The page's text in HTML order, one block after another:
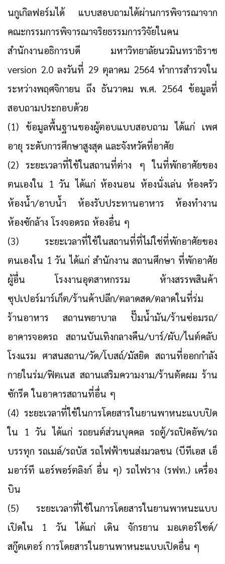
นกูเกิลฟอร์มได้ แบบสอบถามได้ผ่านการพิจารณาจาก
คณะกรรมการพิจารณาจริยธรรมการวิจัยในคน
สำนักงานอธิการบดี มหาวิทยาลัยนวมินทราธิราช
version 2.0 ลงวันที่ 29 ตุลาคม 2564 ทำการสำรวจใน
ระหว่างพฤศจิกายน ถึง ธันวาคม พ.ศ. 2564 ข้อมูลที่
สอบถามประกอบด้วย
(1) ข้อมูลพื้นฐานของผู้ตอบแบบสอบถาม ได้แก่ เพศ
อายุ ระดับการศึกษาสูงสุด และจังหวัดที่อาศัย
(2) ระยะเวลาที่ใช้ในสถานที่ต่าง ๆ ในที่พักอาศัยของ
ตนเองใน 1 วัน ได้แก่ ห้องนอน ห้องนั่งเล่น ห้องครัว
ห้องน้ำ/อาบน้ำ ห้องรับประทานอาหาร ห้องทำงาน
ห้องซักล้าง โรงจอดรถ ห้องอื่น ๆ
(3) ระยะเวลาที่ใช้ในสถานที่ที่ไม่ใช่ที่พักอาศัยของ
ตนเองใน 1 วัน ได้แก่ สำนักงาน สถานศึกษา ที่พักอาศัย
ผู้อื่น โรงงานอุตสาหกรรม ห้างสรรพสินค้า
ซุปเปอร์มาร์เก็ต/ร้านค้าปลีก/ตลาดสด/ตลาดในที่ร่ม
ร้านอาหาร สถานพยาบาล ปั๊มน้ำมัน/ร้านซ่อมรถ/
อาคารจอดรถ สถานบันเทิงกลางคืน/บาร์/ผับ/ไนต์คลับ
โรงแรม ศาสนสถาน/วัด/โบสถ์/มัสยิด สถานที่ออกกำลัง
กายในร่ม/ฟิตเนส สถานเสริมความงาม/ร้านตัดผม ร้าน
ซักรีด ในอาคารสถานที่อื่น ๆ
(4) ระยะเวลาที่ใช้ในการโดยสารในยานพาหนะแบบปิด
ใน 1 วัน ได้แก่ รถยนต์ส่วนบุคคล รถตู้/รถปิคอัพ/รถ
บรรทุก รถเมล์/รถบัส รถไฟฟ้าขนส่งมวลชน (บีทีเอส เอ็
มอาร์ที แอร์พอร์ตลิงก์ อื่น ๆ) รถไฟราง (รฟท.) เครื่อง
บิน
(5) ระยะเวลาที่ใช้ในการโดยสารในยานพาหนะแบบ
เปิดใน 1 วัน ได้แก่ เดิน จักรยาน มอเตอร์ไซด์/
สกู๊ตเตอร์ การโดยสารในยานพาหนะแบบเปิดอื่น ๆ